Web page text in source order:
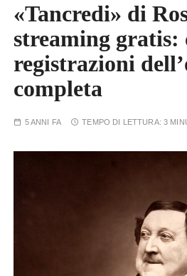
«Tancredi» di
streaming gratis:
registrazioni
completa
5 ANNI FA TEMPO DI LETTURA:3